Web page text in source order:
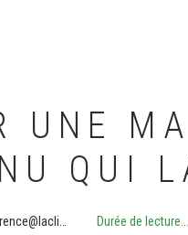
UNE
QUI
Durée de lecture...